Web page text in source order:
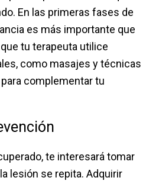
En las primeras fases de
es más importante que
tu terapeuta utilice
como masajes y técnicas
complementar tu
te interesará tomar
lesión se repita. Adquirir